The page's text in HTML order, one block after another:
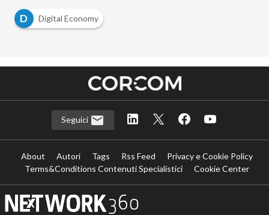
D
Digital Economy
Seguici
About Autori Tags Rss Feed
Privacy e Cookie Policy
Terms&Conditions Contenuti Specialistici
Cookie Center